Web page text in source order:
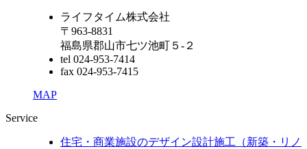
ライフタイム株式会社
〒963-8831
福島県郡山市七ツ池町５-２
tel 024-953-7414
fax 024-953-7415
MAP
Service
住宅・商業施設のデザイン設計施工（新築・リノ